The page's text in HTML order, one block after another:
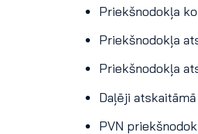
Priekšnodokļa
Priekšnodokļa
Priekšnodokļa
Daļēji
PVN